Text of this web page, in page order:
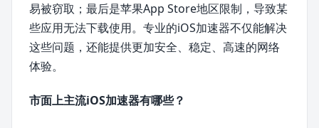
易被窃取；最后是苹果App Store地区限制，导致某
些应用无法下载使用。专业的iOS加速器不仅能解决
这些问题，还能提供更加安全、稳定、高速的网络
体验。
市面上主流iOS加速器有哪些？